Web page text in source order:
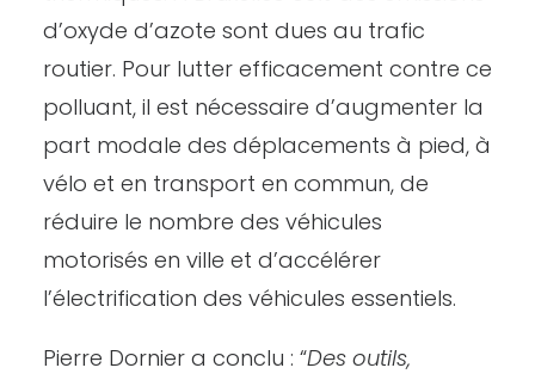
d’oxyde d’azote sont dues au trafic
routier. Pour lutter efficacement contre ce
polluant, il est nécessaire d’augmenter la
part modale des déplacements à pied, à
vélo et en transport en commun, de
réduire le nombre des véhicules
motorisés en ville et d’accélérer
l’électrification des véhicules essentiels.
Pierre Dornier a conclu : “Des outils,